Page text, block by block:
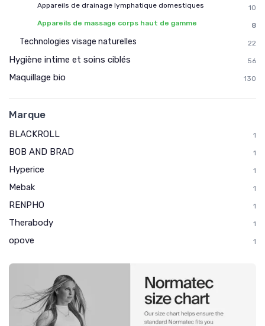
Appareils de drainage lymphatique domestiques
10
Appareils de massage corps haut de gamme
8
Technologies visage naturelles 22
Hygiène intime et soins ciblés 56
Maquillage bio 130
Marque
BLACKROLL 1
BOB AND BRAD 1
Hyperice 1
Mebak 1
RENPHO 1
Therabody 1
opove 1